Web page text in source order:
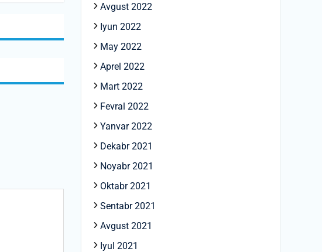
Avgust 2022
Iyun 2022
May 2022
Aprel 2022
Mart 2022
Fevral 2022
Yanvar 2022
Dekabr 2021
Noyabr 2021
Oktabr 2021
Sentabr 2021
Avgust 2021
Iyul 2021